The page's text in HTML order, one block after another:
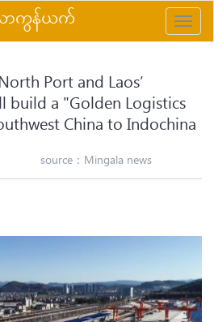
Toggle
လာကွန်ယက်
Port and Laos’
build a "Golden Logistics
China to Indochina
source： Mingala news